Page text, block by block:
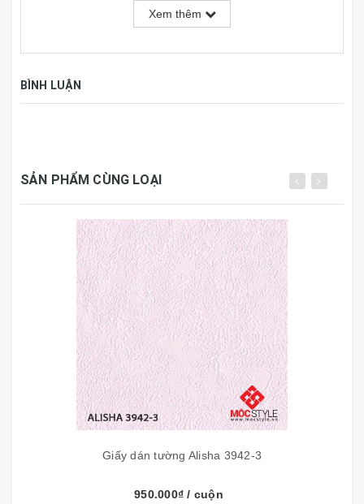
chọn, đồng thời giá cả cũng rất phải chăng. Cùng với
nhau trong căn phòng.
Bề mặt phủ clemastic
Chống trầy xước
Dễ dàng cọ rửa bề mặt bằng xà phòng, nước, khăn
Khả năng chịu kiềm, axit
Thân thiện với môi trường, khí hậu,không độc hại
Tiết kiệm nguyên liệu
Thi công nhanh gọn, sạch sẽ
Độ bám dính cao với keo khi thi công riêng
Xem thêm
BÌNH LUẬN
SẢN PHẨM CÙNG LOẠI
Giấy dán tường Alisha 3942-3
950.000₫/ cuộn